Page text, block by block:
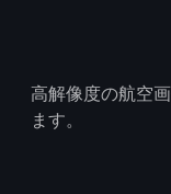
高解像度の航空
ます。